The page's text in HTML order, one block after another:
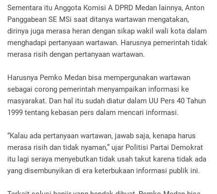
Sementara itu Anggota Komisi A DPRD Medan lainnya, Anton
Panggabean SE MSi saat ditanya wartawan mengatakan,
dirinya juga merasa heran dengan sikap wakil wali kota dalam
menghadapi pertanyaan wartawan. Harusnya pemerintah tidak
merasa risih dengan pertanyaan wartawan.
Harusnya Pemko Medan bisa mempergunakan wartawan
sebagai corong pemerintah menyampaikan informasi ke
masyarakat. Dan hal itu sudah diatur dalam UU Pers 40 Tahun
1999 tentang kebasan pers dalam mencari informasi.
“Kalau ada pertanyaan wartawan, jawab saja, kenapa harus
merasa risih dan tidak nyaman,” ujar Politisi Partai Demokrat
itu lagi seraya menyebutkan tidak usah takut karena tidak ada
yang disembunyikan di era keterbukaan informasi publik ini.